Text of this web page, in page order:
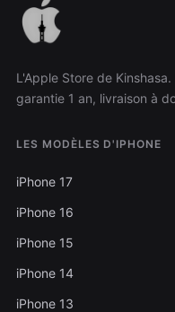
L'Apple Store de Kinshasa.
garantie 1 an, livraison à
LES MODÈLES D'IPHONE
iPhone 17
iPhone 16
iPhone 15
iPhone 14
iPhone 13